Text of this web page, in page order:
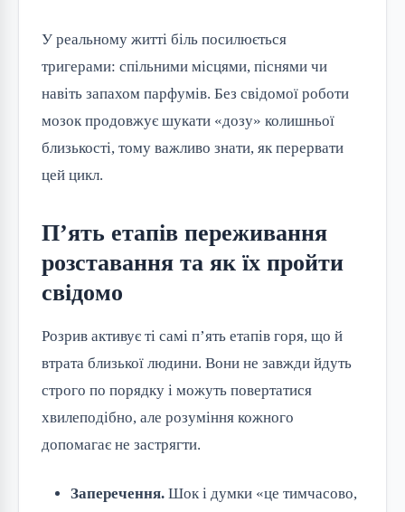
У реальному житті біль посилюється
тригерами: спільними місцями, піснями чи
навіть запахом парфумів. Без свідомої роботи
мозок продовжує шукати «дозу» колишньої
близькості, тому важливо знати, як перервати
цей цикл.
П’ять етапів переживання
розставання та як їх пройти
свідомо
Розрив активує ті самі п’ять етапів горя, що й
втрата близької людини. Вони не завжди йдуть
строго по порядку і можуть повертатися
хвилеподібно, але розуміння кожного
допомагає не застрягти.
Заперечення. Шок і думки «це тимчасово,